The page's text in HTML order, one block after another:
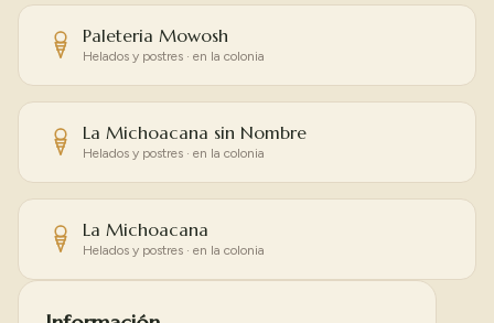
Paleteria Mowosh
Helados y postres · en la colonia
La Michoacana sin Nombre
Helados y postres · en la colonia
La Michoacana
Helados y postres · en la colonia